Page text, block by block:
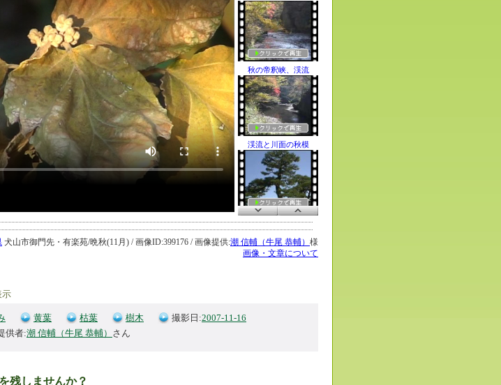
秋の帝釈峡、渓流
渓流と川面の秋模
犬山市御門先・有楽苑/晩秋(11月) / 画像ID:399176 / 画像提供:潮 信輔（牛尾 恭輔） 様
画像・文章について
示
黄葉 枯葉 樹木 撮影日:2007-11-16
供者:潮 信輔（牛尾 恭輔） さん
残しませんか？